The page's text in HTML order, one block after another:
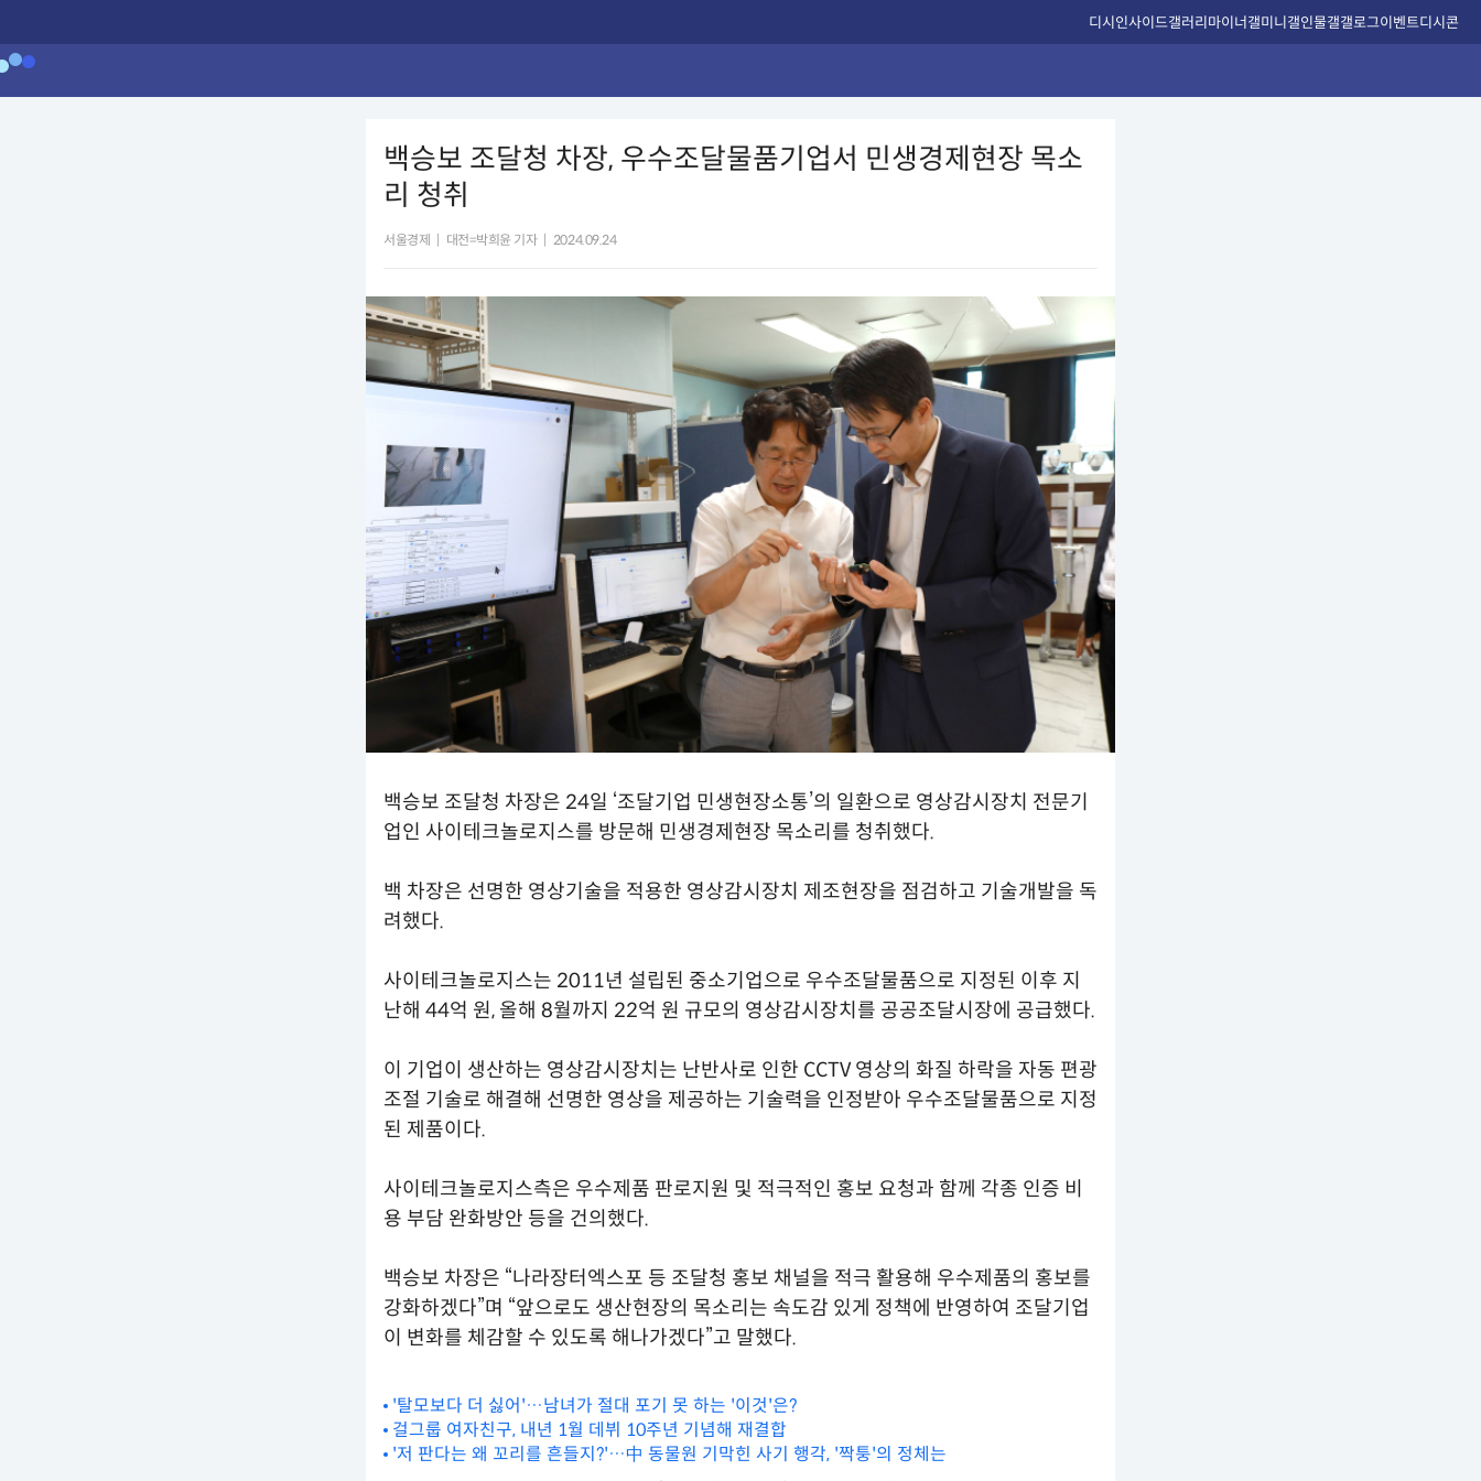
디시인사이드갤러리마이너갤미니갤인물갤갤로그이벤트디시콘
백승보 조달청 차장, 우수조달물품기업서 민생경제현장 목소
리 청취
서울경제 대전=박희윤 기자 2024.09.24
백승보 조달청 차장은 24일 ‘조달기업 민생현장소통’의 일환으로 영상감시장치 전문기
업인 사이테크놀로지스를 방문해 민생경제현장 목소리를 청취했다.
백 차장은 선명한 영상기술을 적용한 영상감시장치 제조현장을 점검하고 기술개발을 독
려했다.
사이테크놀로지스는 2011년 설립된 중소기업으로 우수조달물품으로 지정된 이후 지
난해 44억 원, 올해 8월까지 22억 원 규모의 영상감시장치를 공공조달시장에 공급했다.
이 기업이 생산하는 영상감시장치는 난반사로 인한 CCTV 영상의 화질 하락을 자동 편광
조절 기술로 해결해 선명한 영상을 제공하는 기술력을 인정받아 우수조달물품으로 지정
된 제품이다.
사이테크놀로지스측은 우수제품 판로지원 및 적극적인 홍보 요청과 함께 각종 인증 비
용 부담 완화방안 등을 건의했다.
백승보 차장은 “나라장터엑스포 등 조달청 홍보 채널을 적극 활용해 우수제품의 홍보를
강화하겠다”며 “앞으로도 생산현장의 목소리는 속도감 있게 정책에 반영하여 조달기업
이 변화를 체감할 수 있도록 해나가겠다”고 말했다.
'탈모보다 더 싫어'…남녀가 절대 포기 못 하는 '이것'은?
걸그룹 여자친구, 내년 1월 데뷔 10주년 기념해 재결합
'저 판다는 왜 꼬리를 흔들지?'…中 동물원 기막힌 사기 행각, '짝퉁'의 정체는